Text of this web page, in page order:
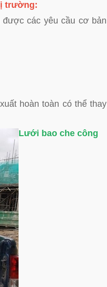
trường:
các yêu cầu cơ bản
hoàn toàn có thể thay
Lưới bao che công